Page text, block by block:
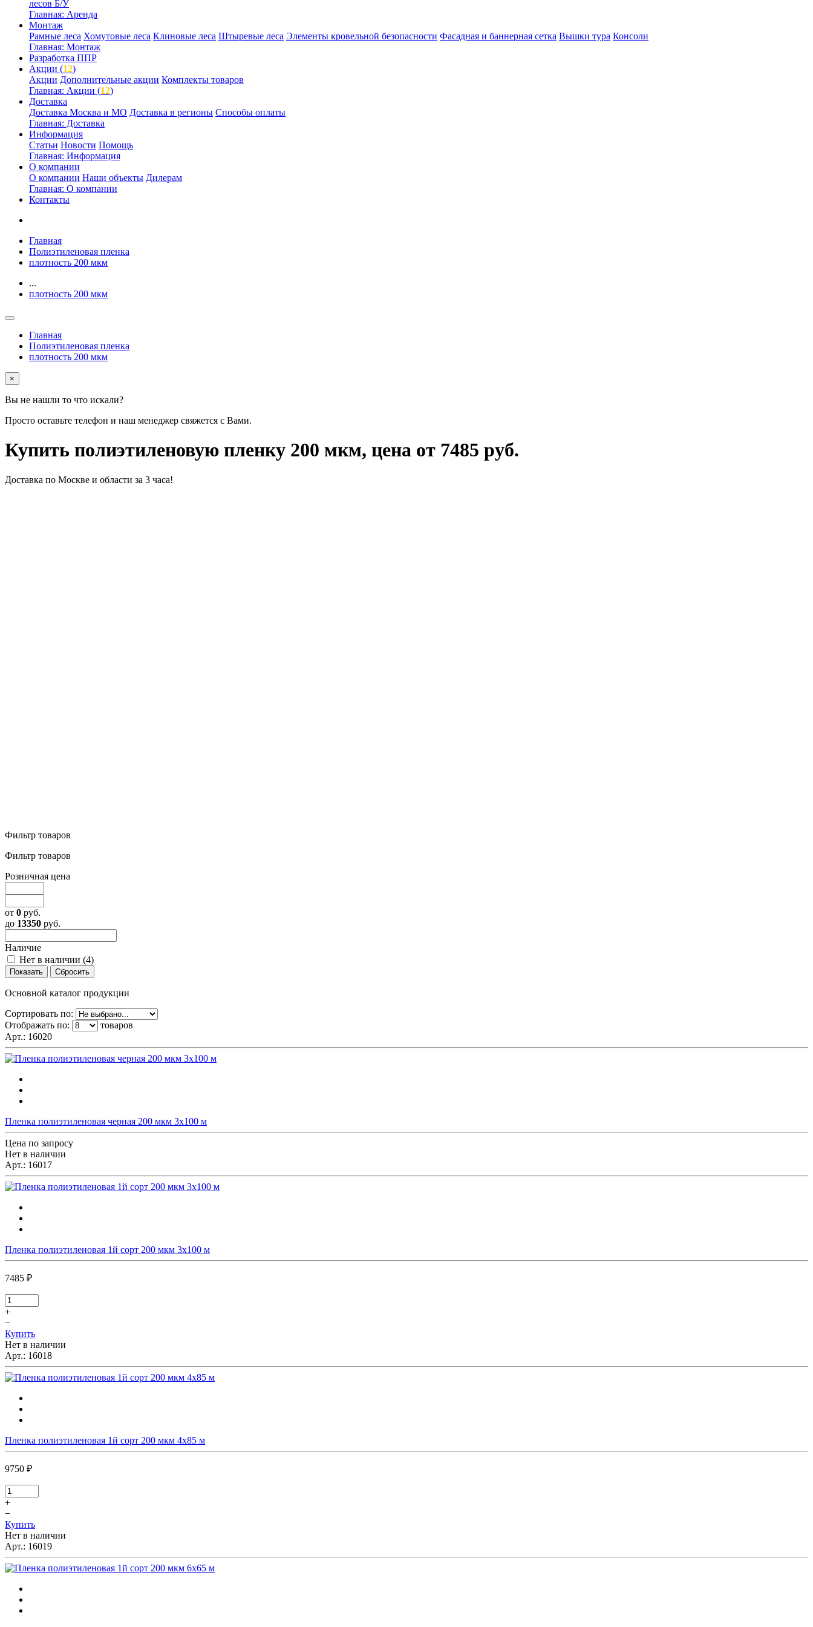
лесов Б/У
Главная: Аренда
Монтаж
Рамные леса Хомутовые леса Клиновые леса Штыревые леса Элементы кровельной безопасности Фасадная и баннерная сетка Вышки тура Консоли
Главная: Монтаж
Разработка ППР
Акции (12)
Акции Дополнительные акции Комплекты товаров
Главная: Акции (12)
Доставка
Доставка Москва и МО Доставка в регионы Способы оплаты
Главная: Доставка
Информация
Статьи Новости Помощь
Главная: Информация
О компании
О компании Наши объекты Дилерам
Главная: О компании
Контакты
Главная
Полиэтиленовая пленка
плотность 200 мкм
...
плотность 200 мкм
Главная
Полиэтиленовая пленка
плотность 200 мкм
×
Вы не нашли то что искали?
Просто оставьте телефон и наш менеджер свяжется с Вами.
Купить полиэтиленовую пленку 200 мкм, цена от 7485 руб.
Доставка по Москве и области за 3 часа!
Фильтр товаров
Фильтр товаров
Розничная цена
от 0 руб.
до 13350 руб.
Наличие
Нет в наличии (4)
Основной каталог продукции
Сортировать по:
Отображать по:
товаров
Арт.: 16020
Пленка полиэтиленовая черная 200 мкм 3х100 м
Цена по запросу
Нет в наличии
Арт.: 16017
Пленка полиэтиленовая 1й сорт 200 мкм 3х100 м
7485 ₽
+
−
Купить
Нет в наличии
Арт.: 16018
Пленка полиэтиленовая 1й сорт 200 мкм 4х85 м
9750 ₽
+
−
Купить
Нет в наличии
Арт.: 16019